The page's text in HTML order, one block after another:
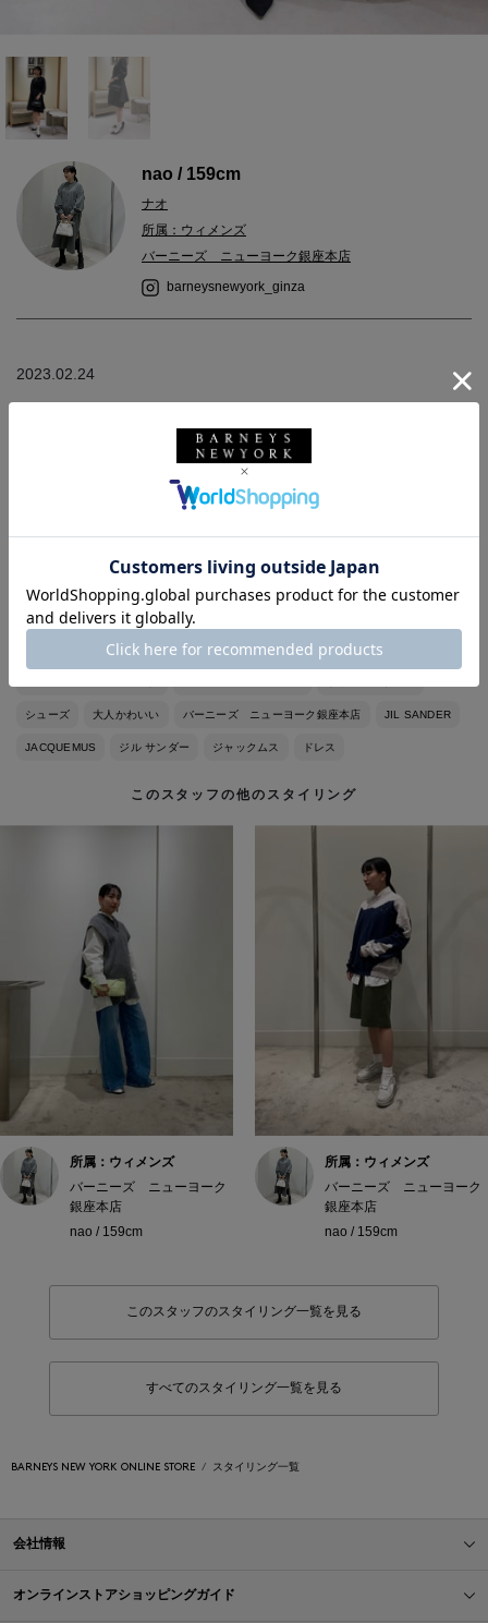
nao / 159cm
ナオ
所属：ウィメンズ
バーニーズ ニューヨーク銀座本店
barneysnewyork_ginza
2023.02.24
上品なサイズでドレスとも相性が良いです◎
写真2枚目の様にショルダーバッグとしてもお使いいただけます。
＜ネブローニ＞のパンプスはポインテッドトゥと華奢なヒールで
フェミニンな印象にまとまります。
シューズ 大人かわいい バーニーズ ニューヨーク銀座本店 JIL SANDER
JACQUEMUS ジル サンダー ジャックムス ドレス
このスタッフの他のスタイリング
所属：ウィメンズ
バーニーズ ニューヨーク
銀座本店
nao / 159cm
所属：ウィメンズ
バーニーズ ニューヨーク
銀座本店
nao / 159cm
このスタッフのスタイリング一覧を見る
すべてのスタイリング一覧を見る
BARNEYS NEW YORK ONLINE STORE スタイリング一覧
会社情報
オンラインストアショッピングガイド